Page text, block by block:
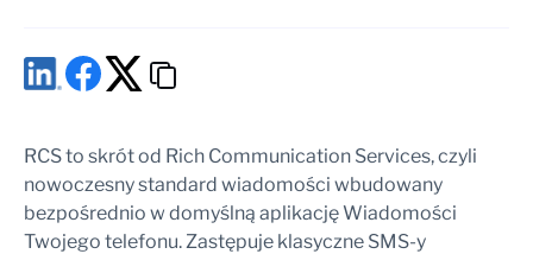
RCS to skrót od Rich Communication Services, czyli
nowoczesny standard wiadomości wbudowany
bezpośrednio w domyślną aplikację Wiadomości
Twojego telefonu. Zastępuje klasyczne SMS-y